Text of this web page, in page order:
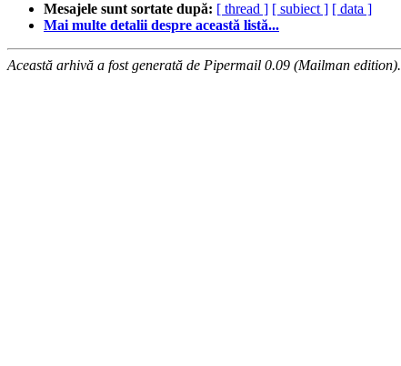
Mesajele sunt sortate după: [ thread ] [ subiect ] [ data ]
Mai multe detalii despre această listă...
Această arhivă a fost generată de Pipermail 0.09 (Mailman edition).